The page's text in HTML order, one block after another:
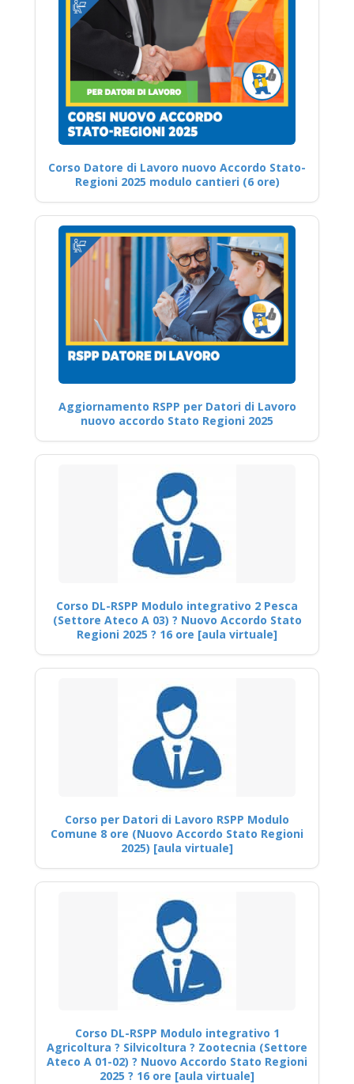
Corso Datore di Lavoro nuovo Accordo Stato-
Regioni 2025 modulo cantieri (6 ore)
Aggiornamento RSPP per Datori di Lavoro
nuovo accordo Stato Regioni 2025
Corso DL-RSPP Modulo integrativo 2 Pesca
(Settore Ateco A 03) ? Nuovo Accordo Stato
Regioni 2025 ? 16 ore [aula virtuale]
Corso per Datori di Lavoro RSPP Modulo
Comune 8 ore (Nuovo Accordo Stato Regioni
2025) [aula virtuale]
Corso DL-RSPP Modulo integrativo 1
Agricoltura ? Silvicoltura ? Zootecnia (Settore
Ateco A 01-02) ? Nuovo Accordo Stato Regioni
2025 ? 16 ore [aula virtuale]